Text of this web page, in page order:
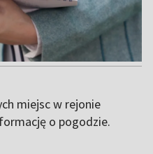
miejsc w rejonie
o pogodzie.